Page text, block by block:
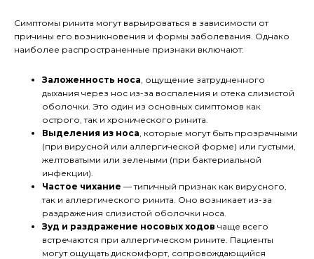
Симптомы ринита могут варьироваться в зависимости от
причины его возникновения и формы заболевания. Однако
наиболее распространенные признаки включают:
Заложенность носа, ощущение затрудненного
дыхания через нос из-за воспаления и отека слизистой
оболочки. Это один из основных симптомов как
острого, так и хронического ринита.
Выделения из носа, которые могут быть прозрачными
(при вирусной или аллергической форме) или густыми,
желтоватыми или зелеными (при бактериальной
инфекции).
Частое чихание — типичный признак как вирусного,
так и аллергического ринита. Оно возникает из-за
раздражения слизистой оболочки носа.
Зуд и раздражение носовых ходов чаще всего
встречаются при аллергическом рините. Пациенты
могут ощущать дискомфорт, сопровождающийся